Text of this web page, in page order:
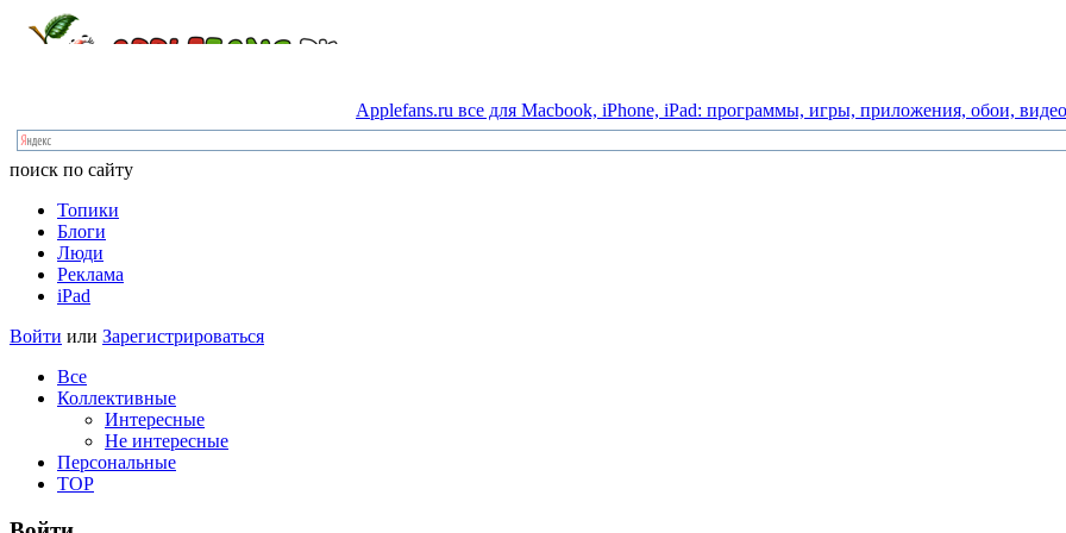
Applefans.ru все для Macbook, iPhone, iPad: программы, игры, приложения, обои, видео
поиск по сайту
Топики
Блоги
Люди
Реклама
iPad
Войти или Зарегистрироваться
Все
Коллективные
Интересные
Не интересные
Персональные
TOP